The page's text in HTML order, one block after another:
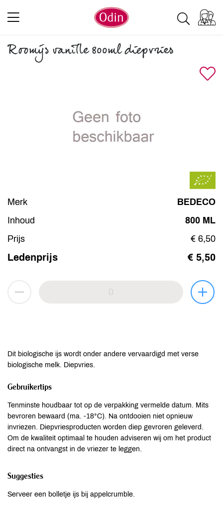
Roomijs vanille 800ml diepvries
Merk
BEDECO
Inhoud
800 ML
Prijs
€ 6,50
Ledenprijs € 5,50
Dit biologische ijs wordt onder andere vervaardigd met verse
biologische melk. Diepvries.
Gebruikertips
Tenminste houdbaar tot op de verpakking vermelde datum. Mits
bevroren bewaard (ma. -18°C). Na ontdooien niet opnieuw
invriezen. Diepvriesproducten worden diep gevroren geleverd.
Om de kwaliteit optimaal te houden adviseren wij om het product
direct na ontvangst in de vriezer te leggen.
Suggesties
Serveer een bolletje ijs bij appelcrumble.